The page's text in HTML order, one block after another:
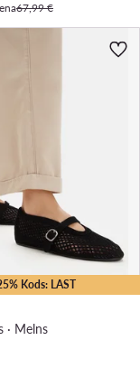
67,99 €
Kods: LAST
· Melns